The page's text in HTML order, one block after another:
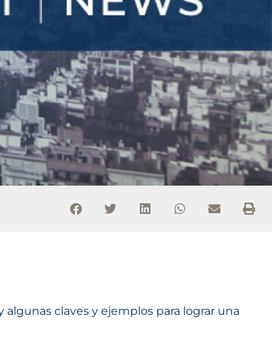
claves y ejemplos para lograr una